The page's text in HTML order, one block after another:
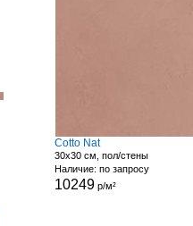
Cotto Nat
30x30 см, пол/стены
Наличие: по запросу
10249 р/м²